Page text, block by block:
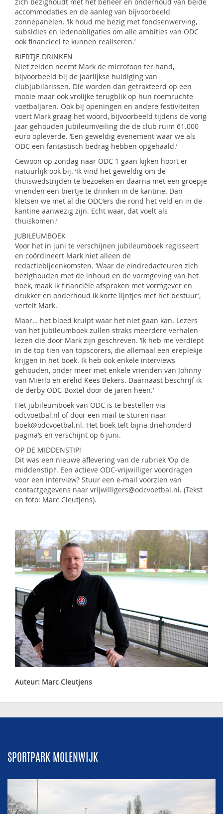
accommodaties en de aanleg van bijvoorbeeld
zonnepanelen. ‘Ik houd me bezig met fondsenwerving,
subsidies en ledenobligaties om alle ambities van ODC
ook financieel te kunnen realiseren.’
BIERTJE DRINKEN
Niet zelden neemt Mark de microfoon ter hand,
bijvoorbeeld bij de jaarlijkse huldiging van
clubjubilarissen. Die worden dan getrakteerd op een
mooie maar ook vrolijke terugblik op hun roemruchte
voetbaljaren. Ook bij openingen en andere festiviteiten
voert Mark graag het woord, bijvoorbeeld tijdens de vorig
jaar gehouden jubileumveiling die de club ruim 61.000
euro opleverde. ‘Een geweldig evenement waar we als
ODC een fantastisch bedrag hebben opgehaald.’
Gewoon op zondag naar ODC 1 gaan kijken hoort er
natuurlijk ook bij. ‘Ik vind het geweldig om de
thuiswedstrijden te bezoeken en daarna met een groepje
vrienden een biertje te drinken in de kantine. Dan
kletsen we met al die ODC’ers die rond het veld en in de
kantine aanwezig zijn. Echt waar, dat voelt als
thuiskomen.’
JUBILEUMBOEK
Voor het in juni te verschijnen jubileumboek regisseert
en coördineert Mark niet alleen de
redactiebijeenkomsten. ‘Waar de eindredacteuren zich
bezighouden met de inhoud en de vormgeving van het
boek, maak ik financiële afspraken met vormgever en
drukker en onderhoud ik korte lijntjes met het bestuur’,
vertelt Mark.
Maar… het bloed kruipt waar het niet gaan kan. Lezers
van het jubileumboek zullen straks meerdere verhalen
lezen die door Mark zijn geschreven. ‘Ik heb me verdiept
in de top tien van topscorers, die allemaal een ereplekje
krijgen in het boek. Ik heb ook enkele interviews
gehouden, onder meer met enkele vrienden van Johnny
van Mierlo en erelid Kees Bekers. Daarnaast beschrijf ik
de derby ODC-Boxtel door de jaren heen.’
Het jubileumboek van ODC is te bestellen via
odcvoetbal.nl of door een mail te sturen naar
boek@odcvoetbal.nl. Het boek telt bijna driehonderd
pagina’s en verschijnt op 6 juni.
OP DE MIDDENSTIP!
Dit was een nieuwe aflevering van de rubriek ‘Op de
middenstip!’. Een actieve ODC-vrijwilliger voordragen
voor een interview? Stuur een e-mail voorzien van
contactgegevens naar vrijwilligers@odcvoetbal.nl. (Tekst
en foto: Marc Cleutjens).
Auteur: Marc Cleutjens
SPORTPARK MOLENWIJK